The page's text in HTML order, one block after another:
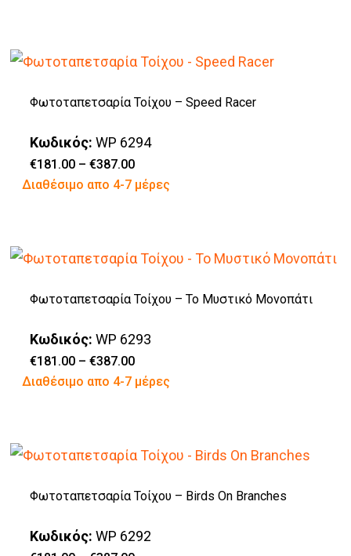
στη
προϊόντος
έχει
παραλλαγές.
Οι
επιλογές
μπορούν
στη
προϊόντος
Φωτοταπετσαρία Τοίχου – Speed Racer
Κωδικός: WP 6294
€181.00 – €387.00Price
range:
€181.00
Διαθέσιμο απο 4-7 μέρες
Αυτό
έχει
παραλλαγές.
Οι
επιλογές
μπορούν
στη
προϊόντος
Φωτοταπετσαρία Τοίχου – Το Μυστικό Μονοπάτι
Κωδικός: WP 6293
€181.00 – €387.00Price
range:
€181.00
Διαθέσιμο απο 4-7 μέρες
Αυτό
έχει
παραλλαγές.
Οι
Φωτοταπετσαρία Τοίχου – Birds On Branches
Κωδικός: WP 6292